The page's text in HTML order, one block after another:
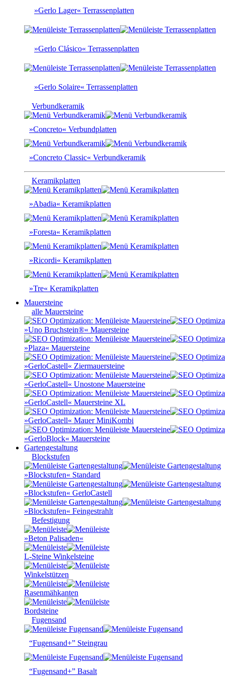
»Gerlo Lager« Terrassenplatten
»Gerlo Clásico« Terrassenplatten
»Gerlo Solaire« Terrassenplatten
Verbundkeramik
»Concreto« Verbundplatten
»Concreto Classic« Verbundkeramik
Keramikplatten
»Abadia« Keramikplatten
»Foresta« Keramikplatten
»Ricordi« Keramikplatten
»Tre« Keramikplatten
Mauersteine
alle Mauersteine
»Uno Bruchstein®« Mauersteine
»Plaza« Mauersteine
»GerloCastell« Ziermauersteine
»GerloCastell« Unostone Mauersteine
»GerloCastell« Mauersteine XL
»GerloCastell« Mauer MiniKombi
»GerloBlock« Mauersteine
Gartengestaltung
Blockstufen
»Blockstufen« Standard
»Blockstufen« GerloCastell
»Blockstufen« Feingestrahlt
Befestigung
»Beton Palisaden«
L-Steine Winkelsteine
Winkelstützen
Rasenmähkanten
Bordsteine
Fugensand
“Fugensand+” Steingrau
“Fugensand+” Basalt